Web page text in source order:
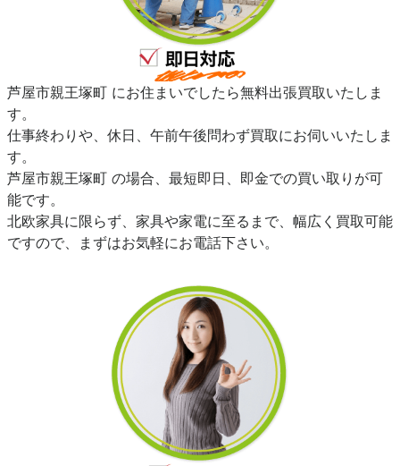
芦屋市親王塚町 にお住まいでしたら無料出張買取いたしま
す。
仕事終わりや、休日、午前午後問わず買取にお伺いいたしま
す。
芦屋市親王塚町 の場合、最短即日、即金での買い取りが可
能です。
北欧家具に限らず、家具や家電に至るまで、幅広く買取可能
ですので、まずはお気軽にお電話下さい。